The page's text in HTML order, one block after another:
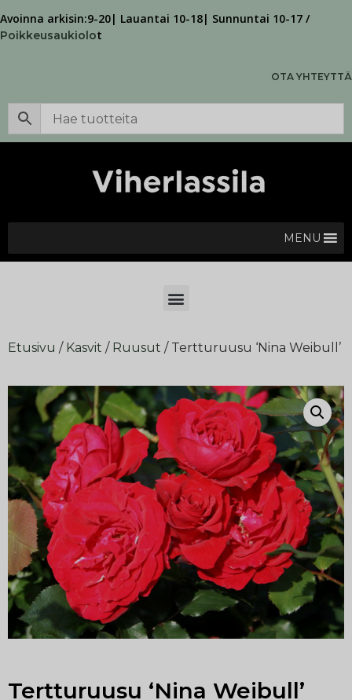
Avoinna arkisin:9-20| Lauantai 10-18| Sunnuntai 10-17 /
Poikkeusaukiolot
OTA YHTEYTTÄ
MENU
Etusivu / Kasvit / Ruusut / Tertturuusu ‘Nina Weibull’
Tertturuusu ‘Nina Weibull’